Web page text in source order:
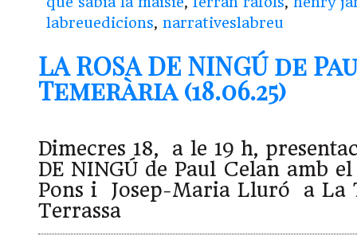
labreuedicions, narrativeslabreu
LA ROSA DE NINGÚ de
Temerària (18.06.25)
Dimecres 18, a le 19 h,
DE NINGÚ de Paul Celan amb
Pons i Josep-Maria Lluró a La
Terrassa